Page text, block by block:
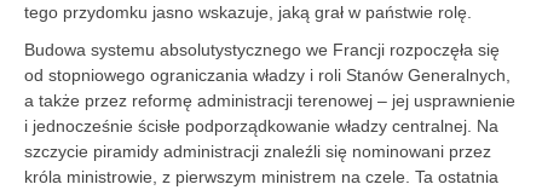
tego przydomku jasno wskazuje, jaką grał w państwie rolę.
Budowa systemu absolutystycznego we Francji rozpoczęła się
od stopniowego ograniczania władzy i roli Stanów Generalnych,
a także przez reformę administracji terenowej – jej usprawnienie
i jednocześnie ścisłe podporządkowanie władzy centralnej. Na
szczycie piramidy administracji znaleźli się nominowani przez
króla ministrowie, z pierwszym ministrem na czele. Ta ostatnia